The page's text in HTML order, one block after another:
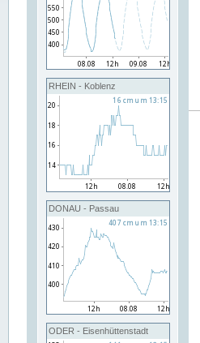
RHEIN - Koblenz
DONAU - Passau
ODER - Eisenhüttenstadt